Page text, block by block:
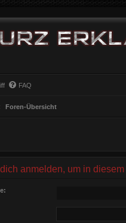
FAQ
Foren-Übersicht
anmelden, um in